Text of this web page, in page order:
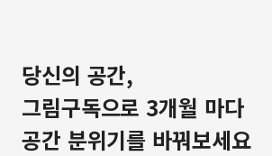
당신의 공간,
그림구독으로 3개월 마다
공간 분위기를 바꿔보세요